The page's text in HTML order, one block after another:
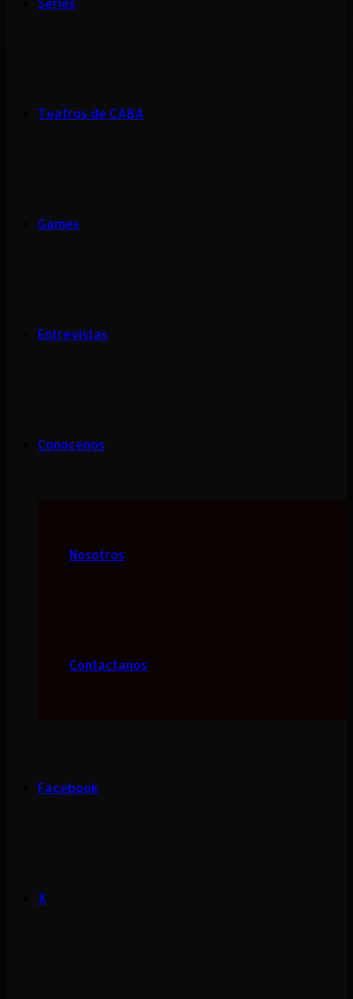
Teatros de CABA
Games
Entrevistas
Conocenos
Nosotros
Contactanos
Facebook
X